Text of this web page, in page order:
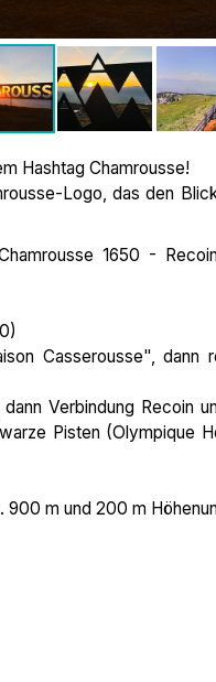
Hashtag Chamrousse!
Logo, das den
1650 -
Casserousse",
Verbindung Recoin
Pisten (Olympique
m und 200 m